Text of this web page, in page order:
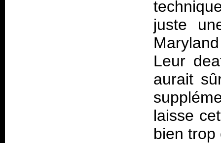
juste
Leur
aurait
laisse
bien trop